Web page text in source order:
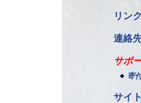
リンク
連絡
サポ
寄
サイ